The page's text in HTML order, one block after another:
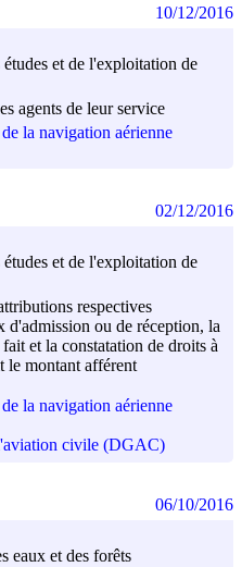
et de l'exploitation de
agents de leur service
la navigation aérienne
10/12/2016
et de l'exploitation de
respectives
d'admission ou de réception, la
et la constatation de droits à
le montant afférent
la navigation aérienne
civile (DGAC)
02/12/2016
eaux et des forêts
06/10/2016